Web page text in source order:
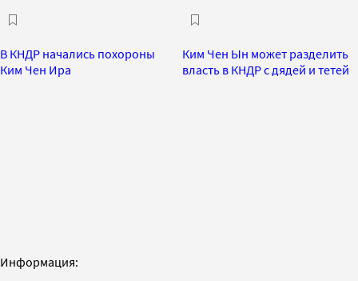
В КНДР начались похороны
Ким Чен Ира
Ким Чен Ын может разделить
власть в КНДР с дядей и тетей
Информация: